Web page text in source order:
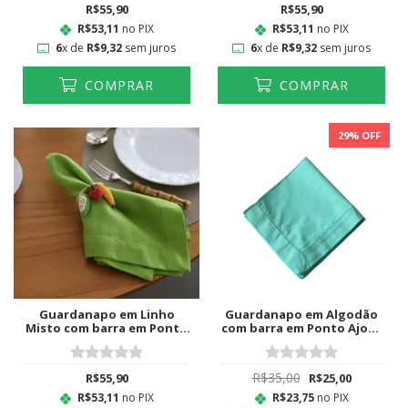
R$55,90
R$53,11 no PIX
6x de R$9,32 sem juros
COMPRAR
R$55,90
R$53,11 no PIX
6x de R$9,32 sem juros
COMPRAR
Guardanapo em Linho
Misto com barra em Ponto
Ajour Verde Lima
R$55,90
R$53,11 no PIX
29% OFF
Guardanapo em Algodão
com barra em Ponto Ajour
Tiffany
R$35,00 R$25,00
R$23,75no PIX